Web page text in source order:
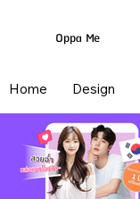
Oppa Me
Home Design